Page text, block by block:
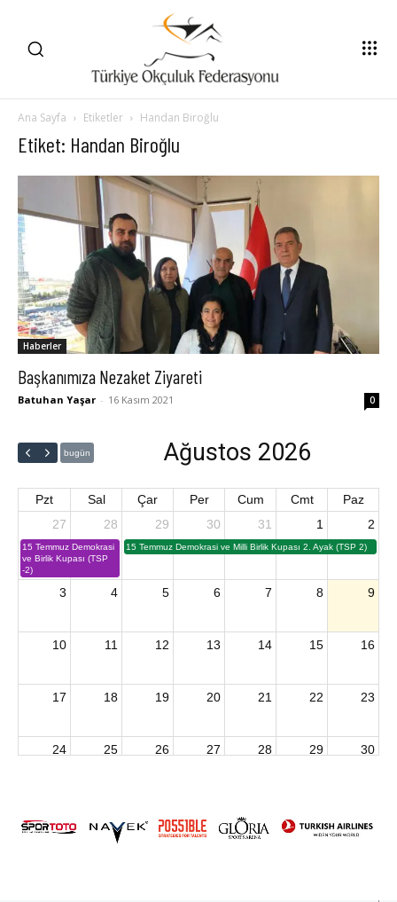
Ana Sayfa Etiketler Handan Biroğlu
Etiket: Handan Biroğlu
Haberler
Başkanımıza Nezaket Ziyareti
Batuhan Yaşar - 16 Kasım 2021 0
bugün Ağustos 2026
Pzt Sal Çar Per Cum Cmt
Paz
27
15 Temmuz Demokrasi
ve Birlik Kupası (TSP
-2)
28 29
15 Temmuz Demokrasi ve Milli Birlik Kupası 2. Ayak (TSP 2)
30 31 1 2
3 4 5 6 7 8 9
10 11 12 13 14 15 16
17 18 19 20 21 22 23
24 25 26 27 28 29 30